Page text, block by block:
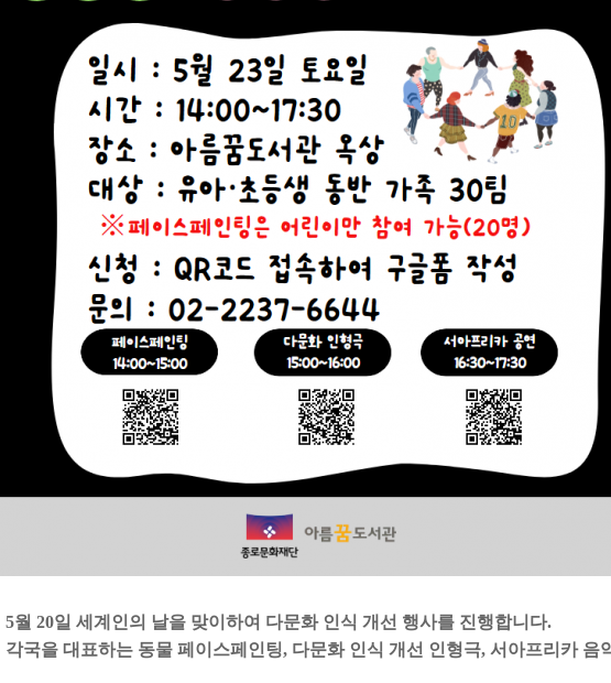
5월 20일 세계인의 날을 맞이하여 다문화 인식 개선 행사를 진행합니다.
각국을 대표하는 동물 페이스페인팅, 다문화 인식 개선 인형극, 서아프리카 음